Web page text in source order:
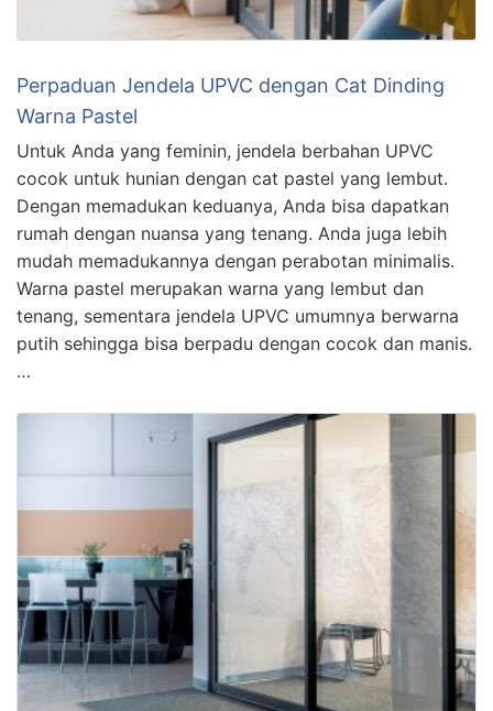
Perpaduan Jendela UPVC dengan Cat Dinding
Warna Pastel
Untuk Anda yang feminin, jendela berbahan UPVC
cocok untuk hunian dengan cat pastel yang lembut.
Dengan memadukan keduanya, Anda bisa dapatkan
rumah dengan nuansa yang tenang. Anda juga lebih
mudah memadukannya dengan perabotan minimalis.
Warna pastel merupakan warna yang lembut dan
tenang, sementara jendela UPVC umumnya berwarna
putih sehingga bisa berpadu dengan cocok dan manis.
…